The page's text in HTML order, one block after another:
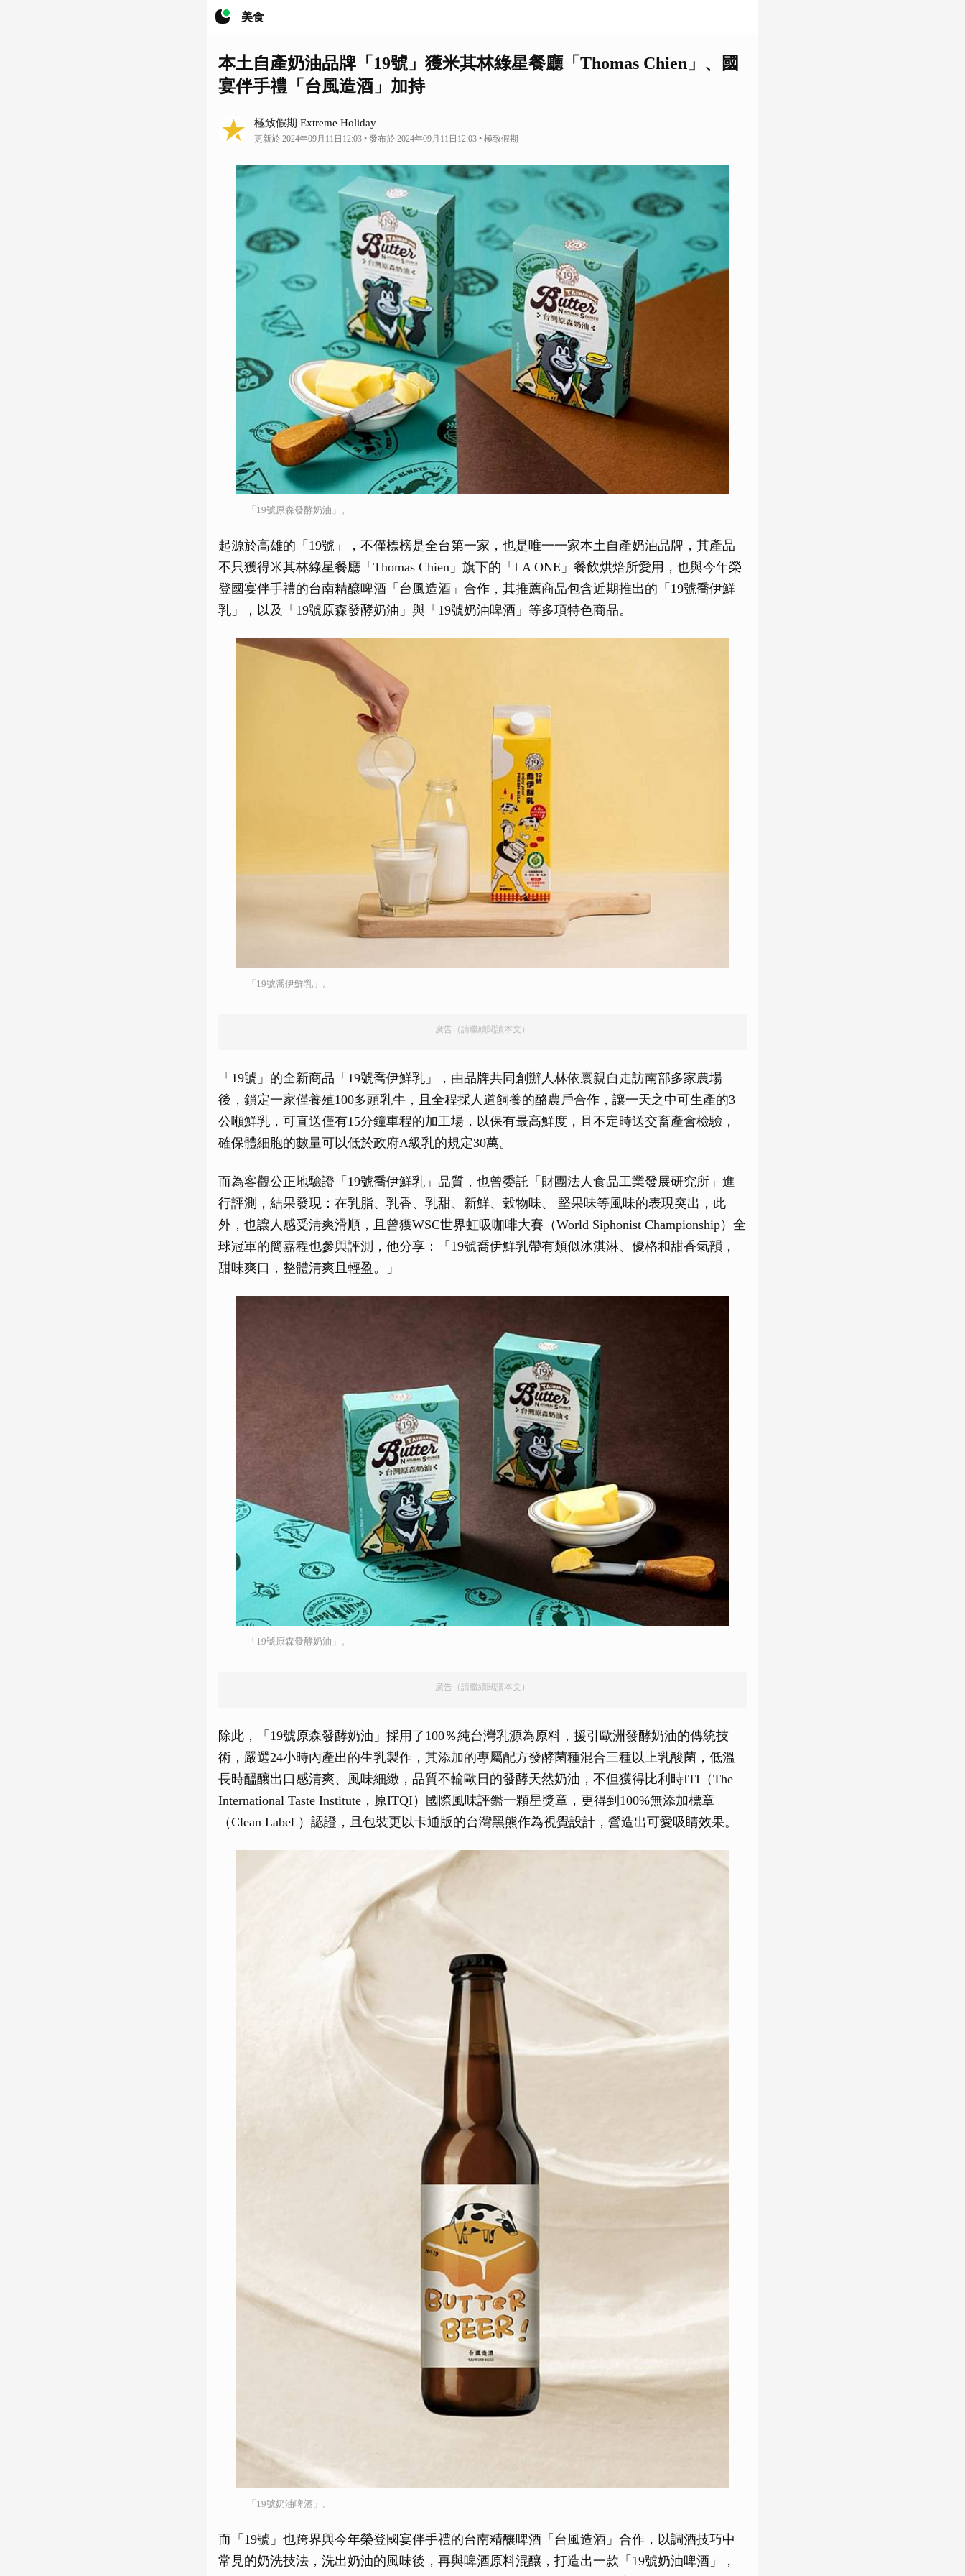
美食
本土自產奶油品牌「19號」獲米其林綠星餐廳「Thomas Chien」、國
宴伴手禮「台風造酒」加持
極致假期 Extreme Holiday
更新於 2024年09月11日12:03 • 發布於 2024年09月11日12:03 • 極致假期
「19號原森發酵奶油」。
起源於高雄的「19號」，不僅標榜是全台第一家，也是唯一一家本土自產奶油品牌，其產品
不只獲得米其林綠星餐廳「Thomas Chien」旗下的「LA ONE」餐飲烘焙所愛用，也與今年榮
登國宴伴手禮的台南精釀啤酒「台風造酒」合作，其推薦商品包含近期推出的「19號喬伊鮮
乳」，以及「19號原森發酵奶油」與「19號奶油啤酒」等多項特色商品。
「19號喬伊鮮乳」。
廣告（請繼續閱讀本文）
「19號」的全新商品「19號喬伊鮮乳」，由品牌共同創辦人林依寰親自走訪南部多家農場
後，鎖定一家僅養殖100多頭乳牛，且全程採人道飼養的酪農戶合作，讓一天之中可生產的3
公噸鮮乳，可直送僅有15分鐘車程的加工場，以保有最高鮮度，且不定時送交畜產會檢驗，
確保體細胞的數量可以低於政府A級乳的規定30萬。
而為客觀公正地驗證「19號喬伊鮮乳」品質，也曾委託「財團法人食品工業發展研究所」進
行評測，結果發現：在乳脂、乳香、乳甜、新鮮、穀物味、 堅果味等風味的表現突出，此
外，也讓人感受清爽滑順，且曾獲WSC世界虹吸咖啡大賽（World Siphonist Championship）全
球冠軍的簡嘉程也參與評測，他分享：「19號喬伊鮮乳帶有類似冰淇淋、優格和甜香氣韻，
甜味爽口，整體清爽且輕盈。」
「19號原森發酵奶油」。
廣告（請繼續閱讀本文）
除此，「19號原森發酵奶油」採用了100％純台灣乳源為原料，援引歐洲發酵奶油的傳統技
術，嚴選24小時內產出的生乳製作，其添加的專屬配方發酵菌種混合三種以上乳酸菌，低溫
長時醞釀出口感清爽、風味細緻，品質不輸歐日的發酵天然奶油，不但獲得比利時ITI（The
International Taste Institute，原ITQI）國際風味評鑑一顆星獎章，更得到100%無添加標章
（Clean Label ）認證，且包裝更以卡通版的台灣黑熊作為視覺設計，營造出可愛吸睛效果。
「19號奶油啤酒」。
而「19號」也跨界與今年榮登國宴伴手禮的台南精釀啤酒「台風造酒」合作，以調酒技巧中
常見的奶洗技法，洗出奶油的風味後，再與啤酒原料混釀，打造出一款「19號奶油啤酒」，